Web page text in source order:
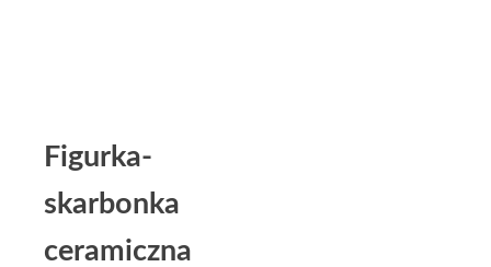
Figurka-
skarbonka
ceramiczna